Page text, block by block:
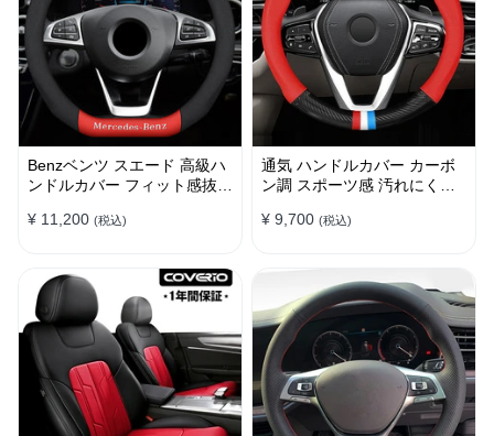
Benzベンツ スエード 高級ハ
ンドルカバー フィット感抜群
38CM
¥ 11,200 (税込)
通気 ハンドルカバー カーボ
ン調 スポーツ感 汚れにくい
け簡単 38CM
¥ 9,700 (税込)